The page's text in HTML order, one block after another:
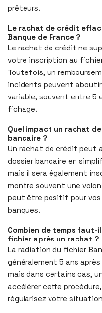
prêteurs.
Le rachat de crédit
Banque de France ?
Le rachat de crédit ne
votre inscription au
Toutefois, un
incidents peuvent
variable, souvent entre 5
fichage.
Quel impact un rachat
bancaire ?
Un rachat de crédit peut
dossier bancaire en
mais il sera également
montre souvent une
peut être positif pour
banques.
Combien de temps faut-
fichier après un rachat ?
La radiation du fichier
généralement 5 ans
mais dans certains cas,
accélérer cette
régularisez votre